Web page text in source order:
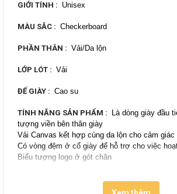
GIỚI TÍNH : Unisex
MÀU SẮC : Checkerboard
PHẦN THÂN : Vải/Da lộn
LỚP LÓT : Vải
ĐẾ GIÀY : Cao su
TÍNH NĂNG SẢN PHẨM :
Là dòng giày đầu
tượng viền bên thân giày
Vải Canvas kết hợp cùng da lộn cho cảm giác
Có vòng đệm ở cổ giày để hỗ trợ cho việc
Biểu tượng logo ở gót chân
Lấy tên vùng đất là nơi đặt nhà máy